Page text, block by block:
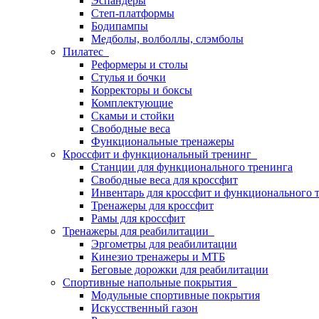
Степ-платформы
Бодипампы
Медболы, волболлы, слэмболы
Пилатес
Реформеры и столы
Стулья и бочки
Корректоры и боксы
Комплектующие
Скамьи и стойки
Свободные веса
Функциональные тренажеры
Кроссфит и функциональный тренинг
Станции для функционального тренинга
Свободные веса для кроссфит
Инвентарь для кроссфит и функционального
Тренажеры для кроссфит
Рамы для кроссфит
Тренажеры для реабилитации
Эргометры для реабилитации
Кинезио тренажеры и МТБ
Беговые дорожки для реабилитации
Спортивные напольные покрытия
Модульные спортивные покрытия
Искусственный газон